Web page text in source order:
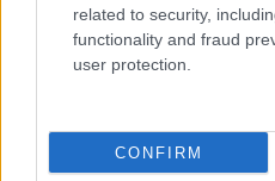
related to security,
functionality and fraud
user protection.
CONFIRM
Οι μαμάκηδες του
Τα 6 σημεία του